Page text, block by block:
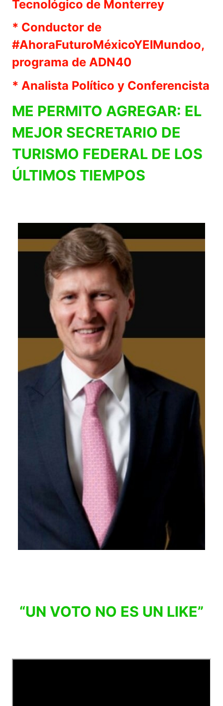
Tecnológico de Monterrey
* Conductor de
#AhoraFuturoMéxicoYElMundoo,
programa de ADN40
* Analista Político y Conferencista
ME PERMITO AGREGAR: EL
MEJOR SECRETARIO DE
TURISMO FEDERAL DE LOS
ÚLTIMOS TIEMPOS
“UN VOTO NO ES UN LIKE”